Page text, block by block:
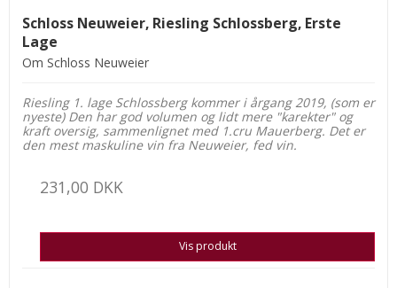
Schloss Neuweier, Riesling Schlossberg, Erste
Lage
Om Schloss Neuweier
Riesling 1. lage Schlossberg kommer i årgang 2019, (som er
nyeste) Den har god volumen og lidt mere "karekter" og
kraft oversig, sammenlignet med 1.cru Mauerberg. Det er
den mest maskuline vin fra Neuweier, fed vin.
231,00 DKK
Vis produkt